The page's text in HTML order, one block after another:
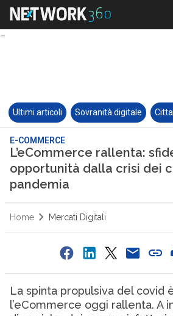
Ultimi articoli Sovranità digitale
E-COMMERCE
L’eCommerce rallenta:
opportunità dalla crisi dei
pandemia
Home Mercati Digitali
La spinta propulsiva del covid
l’eCommerce oggi rallenta. A